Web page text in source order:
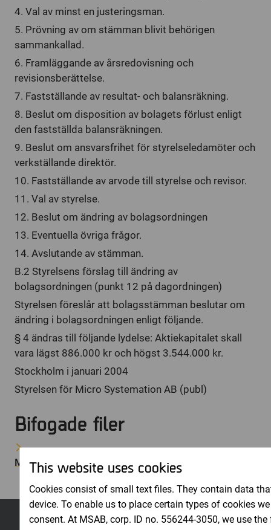
4. Val av minst en justeringsman.
5. Prövning av om stämman blivit behörigen
sammankallad.
6. Framläggande av årsredovisning och
revisionsberättelse.
7. Fastställande av resultat- och balansräkning.
8. Beslut om disposition av bolagets förlust enligt
den fastställda balansräkningen.
9. Beslut om ansvarsfrihet för styrelseledamöter och
verkställande direktör.
10. Fastställande av arvode till styrelse och revisor.
11. Val av styrelse.
12. Beslut om ändring av bolagsordningen
13. Eventuella övriga frågor.
14. Avslutande av stämman.
B.2 Styrelsens förslag till ändring av
bolagsordningen (punkt 12 på dagordningen)
Styrelsen föreslår att bolagsstämman beslutar om
ändring i bolagsordningen enligt följande.
§ 4 ändras till följande lydelse: Aktiekapitalet skall
vara lägst 886.000 kr och högst 3.544.000 kr.
Stockholm i januari 2004
Styrelsen för Micro Systemation AB (publ)
Bifogade filer
This website uses cookies
Cookies consist of small text files. They contain data
device. To enable us to place certain types of cookies
consent. At MSAB, corp. ID no. 556244-3050, we use